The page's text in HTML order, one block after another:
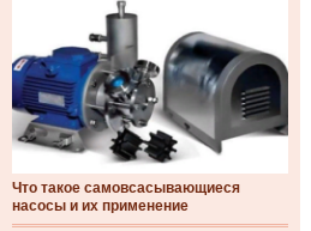
Что такое самовсасывающиеся
насосы и их применение